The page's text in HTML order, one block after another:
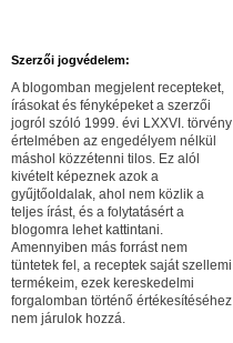
Szerzői jogvédelem:
A blogomban megjelent recepteket,
írásokat és fényképeket a szerzői
jogról szóló 1999. évi LXXVI. törvény
értelmében az engedélyem nélkül
máshol közzétenni tilos. Ez alól
kivételt képeznek azok a
gyűjtőoldalak, ahol nem közlik a
teljes írást, és a folytatásért a
blogomra lehet kattintani.
Amennyiben más forrást nem
tüntetek fel, a receptek saját szellemi
termékeim, ezek kereskedelmi
forgalomban történő értékesítéséhez
nem járulok hozzá.